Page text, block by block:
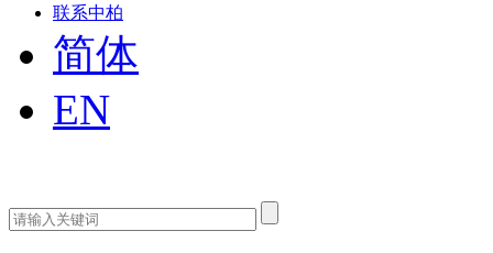
联系中柏
简体
EN